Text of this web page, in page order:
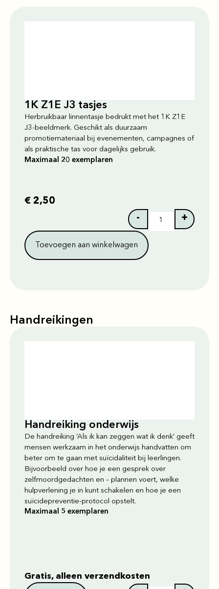
1K Z1E J3 tasjes
Herbruikbaar linnentasje bedrukt met het 1K Z1E
J3-beeldmerk. Geschikt als duurzaam
promotiemateriaal bij evenementen, campagnes of
als praktische tas voor dagelijks gebruik.
Maximaal 20 exemplaren
€ 2,50
-
+
Toevoegen aan winkelwagen
Handreikingen
Handreiking onderwijs
De handreiking ‘Als ik kan zeggen wat ik denk’ geeft
mensen werkzaam in het onderwijs handvatten om
beter om te gaan met suïcidaliteit bij leerlingen.
Bijvoorbeeld over hoe je een gesprek over
zelfmoordgedachten en – plannen voert, welke
hulpverlening je in kunt schakelen en hoe je een
suïcidepreventie-protocol opstelt.
Maximaal 5 exemplaren
Gratis, alleen verzendkosten